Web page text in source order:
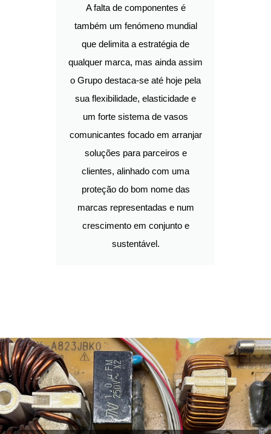
A falta de componentes é
também um fenómeno mundial
que delimita a estratégia de
qualquer marca, mas ainda assim
o Grupo destaca-se até hoje pela
sua flexibilidade, elasticidade e
um forte sistema de vasos
comunicantes focado em arranjar
soluções para parceiros e
clientes, alinhado com uma
proteção do bom nome das
marcas representadas e num
crescimento em conjunto e
sustentável.